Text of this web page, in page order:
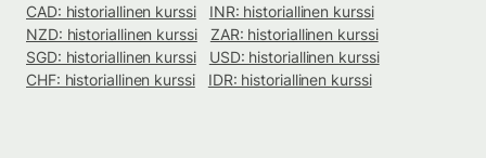
CAD: historiallinen kurssi
INR: historiallinen kurssi
NZD: historiallinen kurssi
ZAR: historiallinen kurssi
SGD: historiallinen kurssi
USD: historiallinen kurssi
CHF: historiallinen kurssi
IDR: historiallinen kurssi